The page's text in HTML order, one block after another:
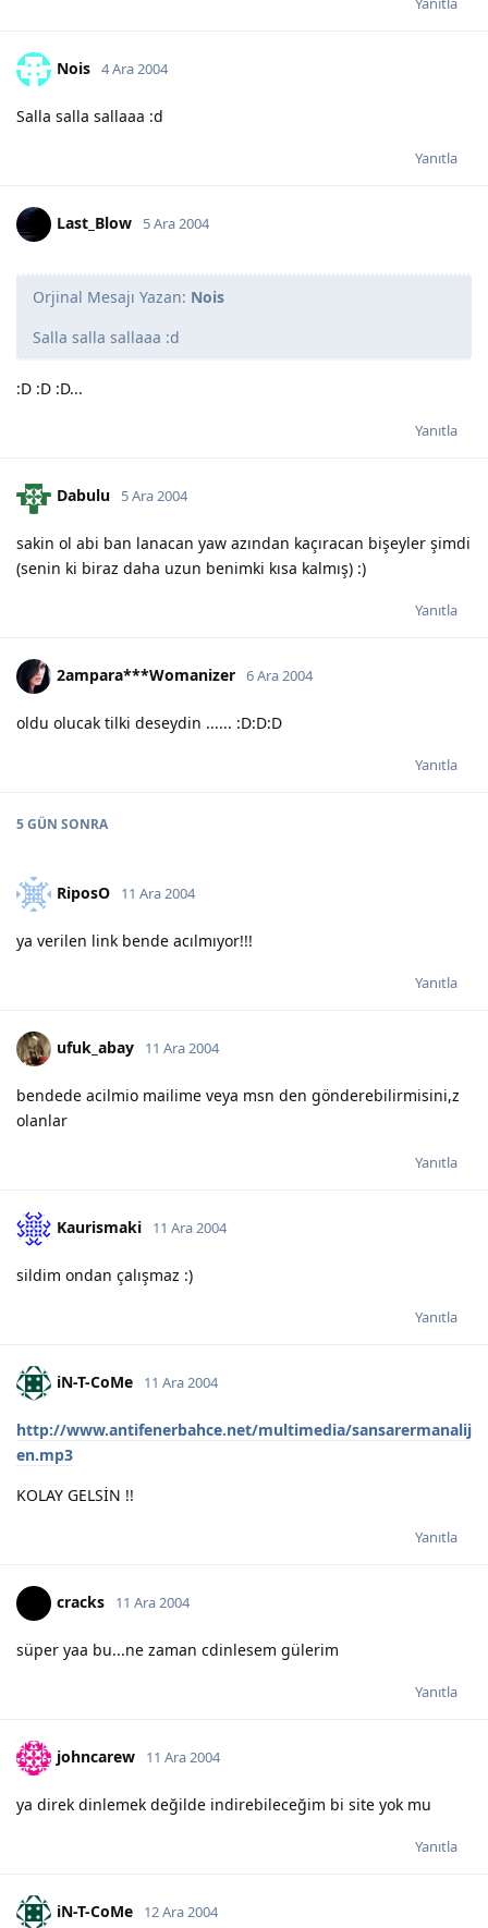
Nois 4 Ara 2004
Salla salla sallaaa :d
Yanıtla
Last_Blow 5 Ara 2004
Orjinal Mesajı Yazan: Nois
Salla salla sallaaa :d
:D :D :D...
Yanıtla
Dabulu 5 Ara 2004
sakin ol abi ban lanacan yaw azından kaçıracan bişeyler şimdi
(senin ki biraz daha uzun benimki kısa kalmış) :)
Yanıtla
2ampara***Womanizer 6 Ara 2004
oldu olucak tilki deseydin ...... :D:D:D
Yanıtla
5 GÜN SONRA
RiposO 11 Ara 2004
ya verilen link bende acılmıyor!!!
Yanıtla
ufuk_abay 11 Ara 2004
bendede acilmio mailime veya msn den gönderebilirmisini,z
olanlar
Yanıtla
Kaurismaki 11 Ara 2004
sildim ondan çalışmaz :)
Yanıtla
iN-T-CoMe 11 Ara 2004
http://www.antifenerbahce.net/multimedia/sansarermanalij
en.mp3
KOLAY GELSİN !!
Yanıtla
cracks 11 Ara 2004
süper yaa bu...ne zaman cdinlesem gülerim
Yanıtla
johncarew 11 Ara 2004
ya direk dinlemek değilde indirebileceğim bi site yok mu
Yanıtla
iN-T-CoMe 12 Ara 2004